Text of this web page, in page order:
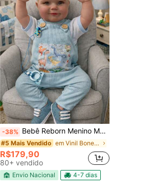
-38% Bebê Reborn Menino Matheus Cabelo Pintado 52cm Mundo Kids
#5 Mais Vendido em Vinil Bonecas infantis
R$179,90
80+ vendido
Envio Nacional 4-7 dias